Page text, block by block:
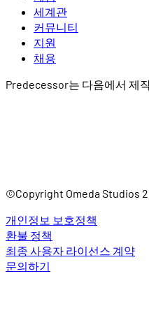
세계관
커뮤니티
지원
채용
Predecessor는 다음에서 제
©Copyright Omeda Studios
개인정보 보호정책
환불 정책
최종 사용자 라이선스 계약
문의하기